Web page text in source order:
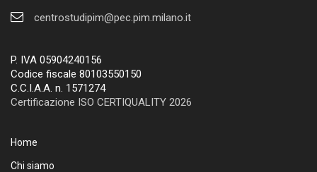
centrostudipim@pec.pim.milano.it
P. IVA 05904240156
Codice fiscale 80103550150
C.C.I.A.A. n. 1571274
Certificazione ISO CERTIQUALITY 2026
Home
Chi siamo